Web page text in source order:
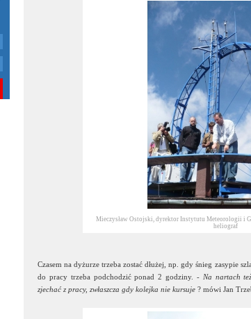
Mieczysław Ostojski, dyrektor Instytutu Meteorologii i
heliograf
Czasem na dyżurze trzeba zostać dłużej, np. gdy śnieg zasypie
do pracy trzeba podchodzić ponad 2 godziny. -Na nartach
zjechać z pracy, zwłaszcza gdy kolejka nie kursuje ? mówi Jan